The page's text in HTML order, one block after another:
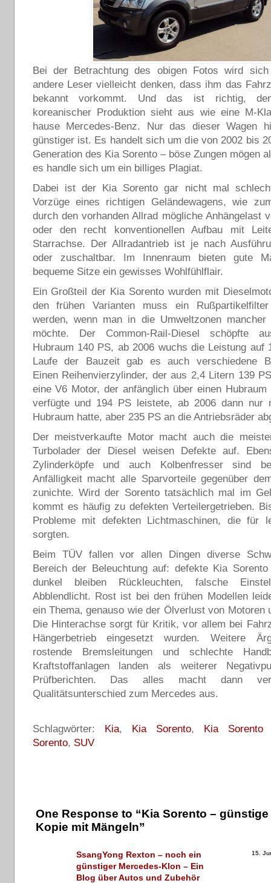
Bei der Betrachtung des obigen Fotos wird
andere Leser vielleicht denken, dass ihm das
bekannt vorkommt. Und das ist richtig,
koreanischer Produktion sieht aus wie eine M-
hause Mercedes-Benz. Nur das dieser Wagen
günstiger ist. Es handelt sich um die von 2002 bis
Generation des Kia Sorento – böse Zungen mögen
es handle sich um ein billiges Plagiat.
Dabei ist der Kia Sorento gar nicht mal
Vorzüge eines richtigen Geländewagens, wie
durch den vorhanden Allrad mögliche Anhängelast
oder den recht konventionellen Aufbau mit
Starrachse. Der Allradantrieb ist je nach
oder zuschaltbar. Im Innenraum bieten gute
bequeme Sitze ein gewisses Wohlfühlflair.
Ein Großteil der Kia Sorento wurden mit
den frühen Varianten muss ein Rußpartikelfilter
werden, wenn man in die Umweltzonen mancher
möchte. Der Common-Rail-Diesel schöpfte
Hubraum 140 PS, ab 2006 wuchs die Leistung auf
Laufe der Bauzeit gab es auch verschiedene
Einen Reihenvierzylinder, der aus 2,4 Litern 139
eine V6 Motor, der anfänglich über einen
verfügte und 194 PS leistete, ab 2006 dann nur
Hubraum hatte, aber 235 PS an die Antriebsräder
Der meistverkaufte Motor macht auch die
Turbolader der Diesel weisen Defekte auf.
Zylinderköpfe und auch Kolbenfresser sind
Anfälligkeit macht alle Sparvorteile gegenüber
zunichte. Wird der Sorento tatsächlich mal im
kommt es häufig zu defekten Verteilergetrieben.
Probleme mit defekten Lichtmaschinen, die für
sorgten.
Beim TÜV fallen vor allen Dingen diverse
Bereich der Beleuchtung auf: defekte Kia Sorento
dunkel bleiben Rückleuchten, falsche
Abblendlicht. Rost ist bei den frühen Modellen
ein Thema, genauso wie der Ölverlust von Motoren
Die Hinterachse sorgt für Kritik, vor allem bei
Hängerbetrieb eingesetzt wurden. Weitere
rostende Bremsleitungen und schlechte
Kraftstoffanlagen landen als weiterer
Prüfberichten. Das alles macht dann
Qualitätsunterschied zum Mercedes aus.
Schlagwörter: Kia, Kia Sorento, Kia Sorento
Sorento, SUV
One Response to “Kia Sorento – günstige
Kopie mit Mängeln”
SsangYong Rexton – noch ein
günstiger Mercedes-Klon – Ein
Blog über Autos und Zubehör
15.